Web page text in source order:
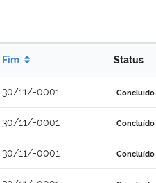
Fim Status
30/11/-0001 Concluído
30/11/-0001 Concluído
30/11/-0001 Concluído